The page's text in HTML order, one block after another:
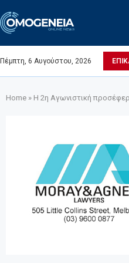
Πέμπτη, 6 Αυγούστου, 2026
Home » Η 2η Αγωνιστική